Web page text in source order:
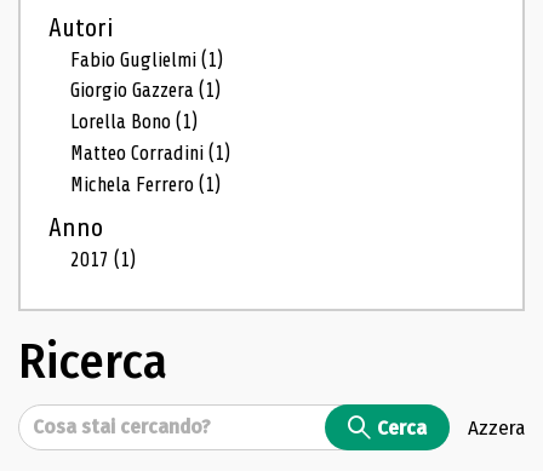
Autori
Fabio Guglielmi(1)
Giorgio Gazzera(1)
Lorella Bono(1)
Matteo Corradini(1)
Michela Ferrero(1)
Anno
2017(1)
Ricerca
Cerca Cerca Azzera